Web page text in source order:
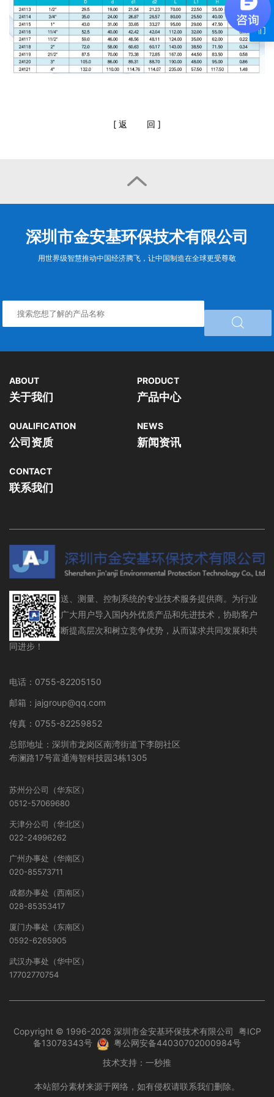
[ 返 回 ]

深圳市金安基环保技术有限公司
用世界级智慧推动中国经济腾飞，让中国制造在全球更受尊敬

ABOUT
关于我们
PRODUCT
产品中心
QUALIFICATION
公司资质
NEWS
新闻资讯
CONTACT
联系我们
流体存储、输送、测量、控制系统的专业技术服务提供商。为行业
设备制造商及广大用户导入国内外优质产品和先进技术，协助客户
在行业领域不断提高层次和树立竞争优势，从而谋求共同发展和共
同进步！
电话：0755-82205150
邮箱：jajgroup@qq.com
传真：0755-82259852
总部地址：深圳市龙岗区南湾街道下李朗社区
布澜路17号富通海智科技园3栋1305
苏州分公司（华东区）
0512-57069680
天津分公司（华北区）
022-24996262
广州办事处（华南区）
020-85573711
成都办事处（西南区）
028-85353417
厦门办事处（东南区）
0592-6265905
武汉办事处（华中区）
17702770754
Copyright © 1996-2026 深圳市金安基环保技术有限公司 粤ICP
备13078343号
粤公网安备44030702000984号
技术支持： 一秒推
本站部分素材来源于网络，如有侵权请联系我们删除。
我
们